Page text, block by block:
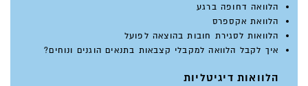
הלוואה דחופה ברגע
הלוואת אקספרס
הלוואות לסגירת חובות בהוצאה לפועל
איך לקבל הלוואה למקבלי קצבאות בתנאים הוגנים ונוחים?
הלוואות דיגיטליות